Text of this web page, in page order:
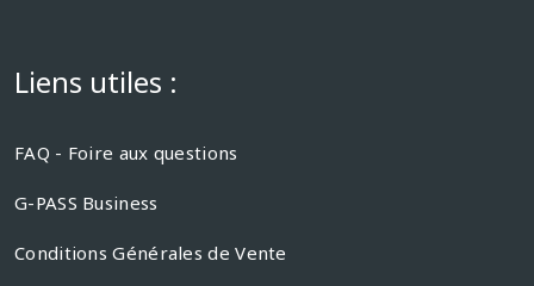
Liens utiles :
FAQ - Foire aux questions
G-PASS Business
Conditions Générales de Vente